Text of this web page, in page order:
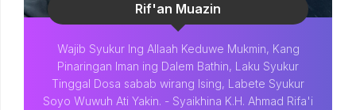
Rif'an Muazin
Wajib Syukur Ing Allaah Keduwe Mukmin, Kang
Pinaringan Iman ing Dalem Bathin, Laku Syukur
Tinggal Dosa sabab wirang Ising, Labete Syukur
Soyo Wuwuh Ati Yakin. - Syaikhina K.H. Ahmad Rifa'i